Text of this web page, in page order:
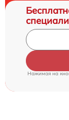
Нажимая на